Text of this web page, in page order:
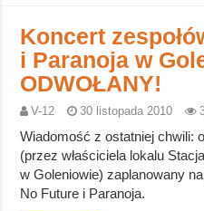
Koncert
i Paranoja w
ODWOŁANY!
V-12 30 listopada 2010
Wiadomość z ostatniej chwili:
(przez właściciela lokalu
w Goleniowie) zaplanowany
No Future i Paranoja.